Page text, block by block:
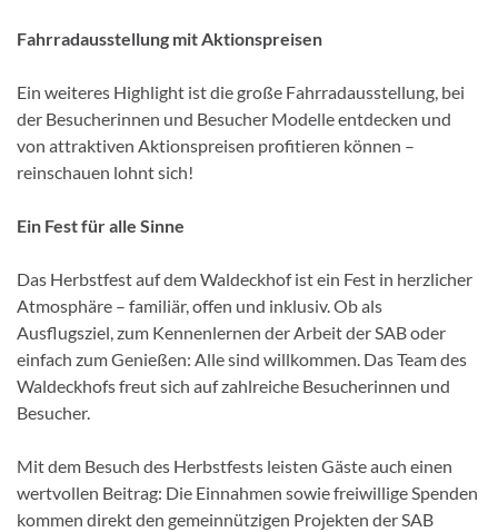
Fahrradausstellung mit Aktionspreisen
Ein weiteres Highlight ist die große Fahrradausstellung, bei
der Besucherinnen und Besucher Modelle entdecken und
von attraktiven Aktionspreisen profitieren können –
reinschauen lohnt sich!
Ein Fest für alle Sinne
Das Herbstfest auf dem Waldeckhof ist ein Fest in herzlicher
Atmosphäre – familiär, offen und inklusiv. Ob als
Ausflugsziel, zum Kennenlernen der Arbeit der SAB oder
einfach zum Genießen: Alle sind willkommen. Das Team des
Waldeckhofs freut sich auf zahlreiche Besucherinnen und
Besucher.
Mit dem Besuch des Herbstfests leisten Gäste auch einen
wertvollen Beitrag: Die Einnahmen sowie freiwillige Spenden
kommen direkt den gemeinnützigen Projekten der SAB